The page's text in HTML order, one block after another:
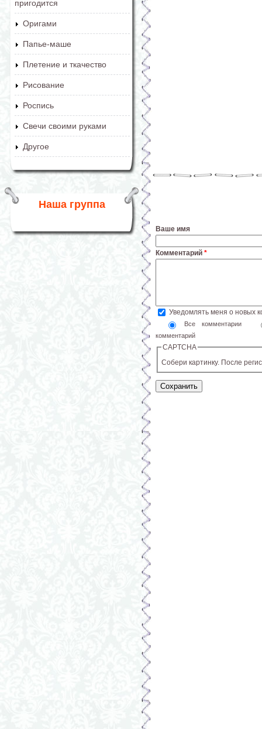
пригодится
Оригами
Папье-маше
Плетение и ткачество
Рисование
Роспись
Свечи своими руками
Другое
Наша группа
Ваше имя
Комментарий *
Уведомлять меня о новых
Все комментарии
комментарий
CAPTCHA
Собери картинку. После